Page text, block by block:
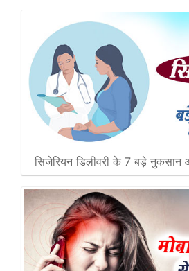
सिजेरियन डिलीवरी के 7 बड़े